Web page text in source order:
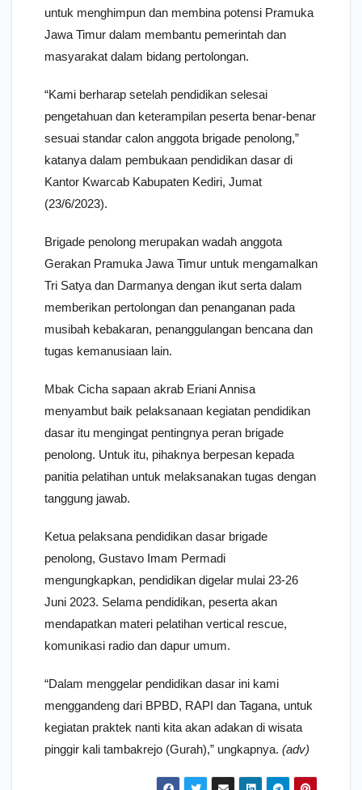
untuk menghimpun dan membina potensi Pramuka
Jawa Timur dalam membantu pemerintah dan
masyarakat dalam bidang pertolongan.
“Kami berharap setelah pendidikan selesai
pengetahuan dan keterampilan peserta benar-benar
sesuai standar calon anggota brigade penolong,”
katanya dalam pembukaan pendidikan dasar di
Kantor Kwarcab Kabupaten Kediri, Jumat
(23/6/2023).
Brigade penolong merupakan wadah anggota
Gerakan Pramuka Jawa Timur untuk mengamalkan
Tri Satya dan Darmanya dengan ikut serta dalam
memberikan pertolongan dan penanganan pada
musibah kebakaran, penanggulangan bencana dan
tugas kemanusiaan lain.
Mbak Cicha sapaan akrab Eriani Annisa
menyambut baik pelaksanaan kegiatan pendidikan
dasar itu mengingat pentingnya peran brigade
penolong. Untuk itu, pihaknya berpesan kepada
panitia pelatihan untuk melaksanakan tugas dengan
tanggung jawab.
Ketua pelaksana pendidikan dasar brigade
penolong, Gustavo Imam Permadi
mengungkapkan, pendidikan digelar mulai 23-26
Juni 2023. Selama pendidikan, peserta akan
mendapatkan materi pelatihan vertical rescue,
komunikasi radio dan dapur umum.
“Dalam menggelar pendidikan dasar ini kami
menggandeng dari BPBD, RAPI dan Tagana, untuk
kegiatan praktek nanti kita akan adakan di wisata
pinggir kali tambakrejo (Gurah),” ungkapnya. (adv)